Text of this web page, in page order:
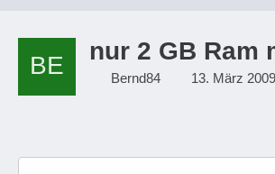
nur 2 GB Ram
Bernd84 13. März